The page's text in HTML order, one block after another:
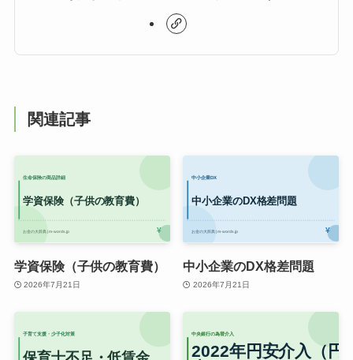
関連記事
学資保険（子供の教育費）
2026年7月21日
中小企業のDX格差問題
2026年7月21日